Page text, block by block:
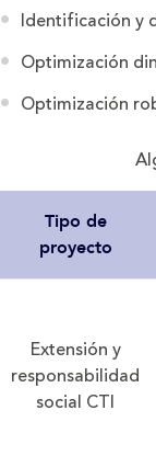
Identificación y
Optimización
Optimización
Tipo de
proyecto
Extensión y
responsabilidad
social CTI